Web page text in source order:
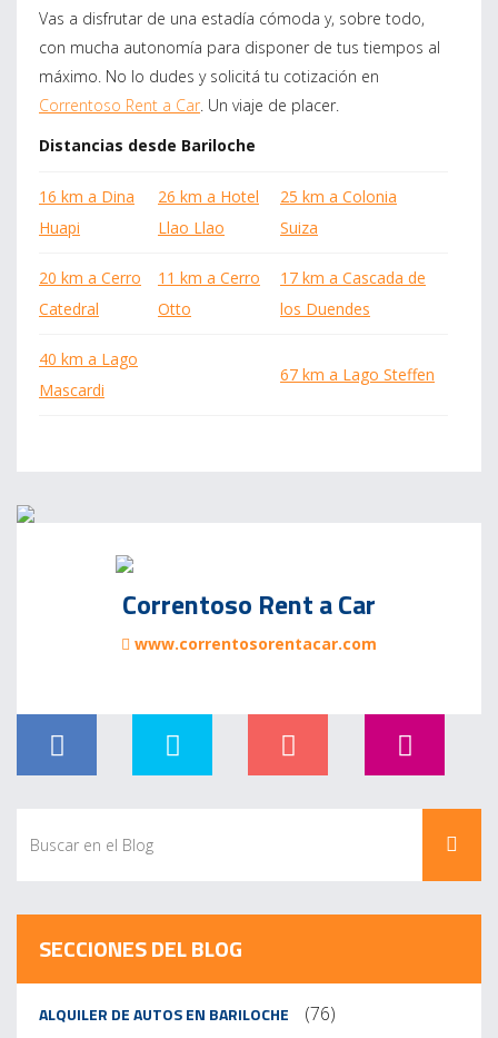
Vas a disfrutar de una estadía cómoda y, sobre todo,
con mucha autonomía para disponer de tus tiempos al
máximo. No lo dudes y solicitá tu cotización en
Correntoso Rent a Car . Un viaje de placer.
Distancias desde Bariloche
16 km a Dina
Huapi
26 km a Hotel
Llao Llao
25 km a Colonia
Suiza
20 km a Cerro
Catedral
11 km a Cerro
Otto
17 km a Cascada de
los Duendes
40 km a Lago
Mascardi
67 km a Lago Steffen
Correntoso Rent a Car
www.correntosorentacar.com
SECCIONES DEL BLOG
ALQUILER DE AUTOS EN BARILOCHE (76)